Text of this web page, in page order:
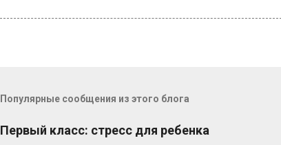
Популярные сообщения из этого блога
Первый класс: стресс для ребенка